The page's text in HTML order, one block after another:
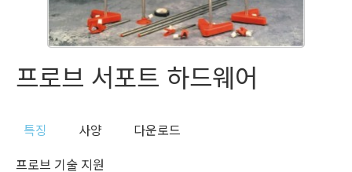
프로브 서포트 하드웨어
특징 사양
다운로드
프로브 기술 지원